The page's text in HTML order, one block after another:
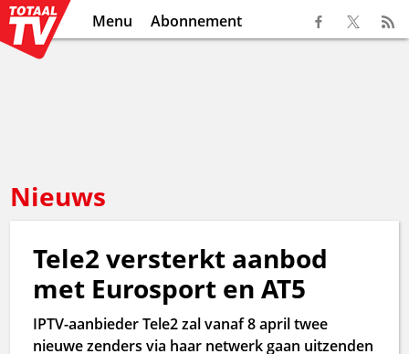
Menu Abonnement
Nieuws
Tele2 versterkt aanbod
met Eurosport en AT5
IPTV-aanbieder Tele2 zal vanaf 8 april twee
nieuwe zenders via haar netwerk gaan uitzenden